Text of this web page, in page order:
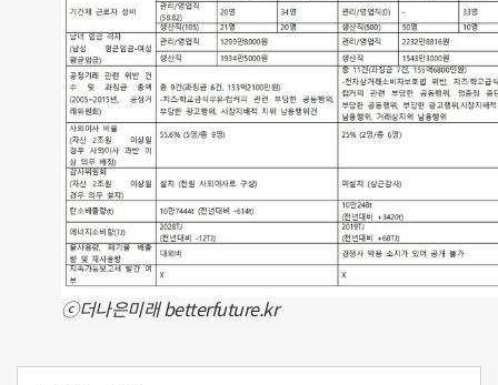
ⓒ더나은미래 betterfuture.kr